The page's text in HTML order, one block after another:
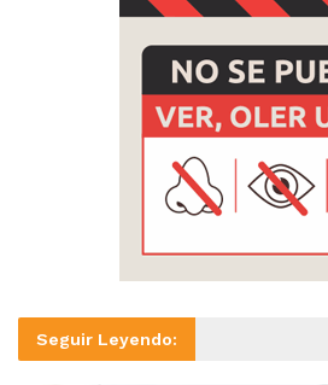
Seguir Leyendo: